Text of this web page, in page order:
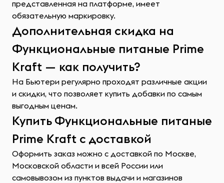
представленная на платформе, имеет
обязательную маркировку.
Дополнительная скидка на
Функциональные питаные Prime
Kraft — как получить?
На Бьютери регулярно проходят различные акции
и скидки, что позволяет купить добавки по самым
выгодным ценам.
Купить Функциональные питаные
Prime Kraft с доставкой
Оформить заказ можно с доставкой по Москве,
Московской области и всей России или
самовывозом из пунктов выдачи и магазинов